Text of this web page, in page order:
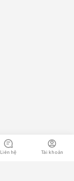
Liên hệ Tài khoản